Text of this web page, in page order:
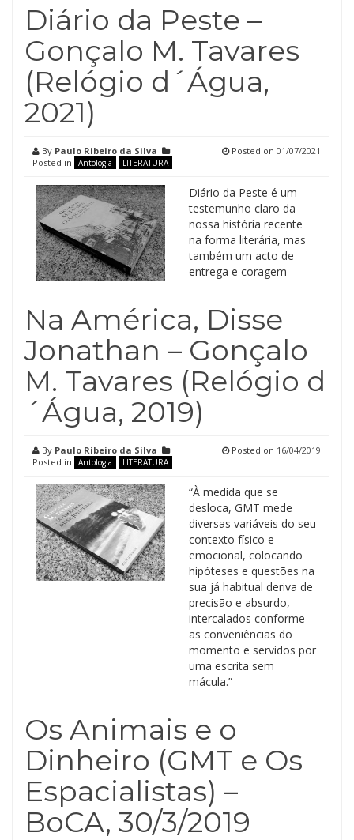
Diário da Peste –
Gonçalo M. Tavares
(Relógio d´Água,
2021)
By Paulo Ribeiro da Silva
Posted in
Antologia LITERATURA
Posted on 01/07/2021
Diário da Peste é um
testemunho claro da
nossa história recente
na forma literária, mas
também um acto de
entrega e coragem
Na América, Disse
Jonathan – Gonçalo
M. Tavares (Relógio d
´Água, 2019)
By Paulo Ribeiro da Silva
Posted in
Antologia LITERATURA
Posted on 16/04/2019
“À medida que se
desloca, GMT mede
diversas variáveis do seu
contexto físico e
emocional, colocando
hipóteses e questões na
sua já habitual deriva de
precisão e absurdo,
intercalados conforme
as conveniências do
momento e servidos por
uma escrita sem
mácula.”
Os Animais e o
Dinheiro (GMT e Os
Espacialistas) –
BoCA, 30/3/2019